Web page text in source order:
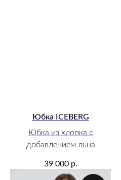
Юбка ICEBERG
Юбка из хлопка с
добавлением льна
39 000 р.